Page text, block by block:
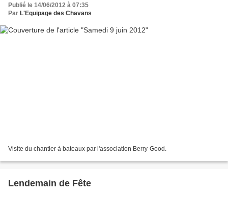
Publié le 14/06/2012 à 07:35
Par L'Equipage des Chavans
Visite du chantier à bateaux par l'association Berry-Good.
Lendemain de Fête